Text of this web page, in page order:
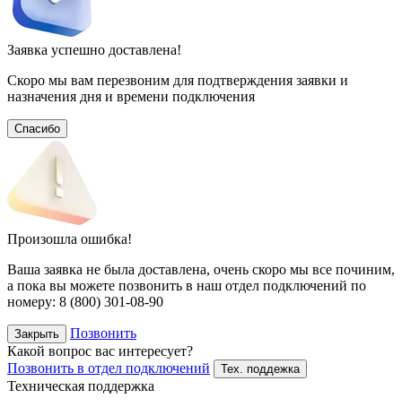
Заявка успешно доставлена!
Скоро мы вам перезвоним для подтверждения заявки и
назначения дня и времени подключения
Спасибо
Произошла ошибка!
Ваша заявка не была доставлена, очень скоро мы все починим,
а пока вы можете позвонить в наш отдел подключений по
номеру: 8 (800) 301-08-90
Закрыть
Позвонить
Какой вопрос вас интересует?
Позвонить в отдел подключений
Тех. поддежка
Техническая поддержка